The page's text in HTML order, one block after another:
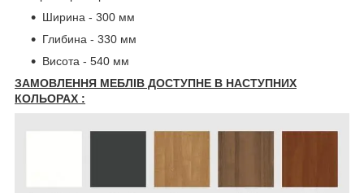
Ширина - 300 мм
Глибина - 330 мм
Висота - 540 мм
ЗАМОВЛЕННЯ МЕБЛІВ ДОСТУПНЕ В НАСТУПНИХ
КОЛЬОРАХ :